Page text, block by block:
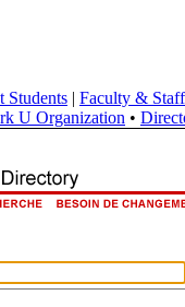
Students | Faculty & Staff
U Organization •